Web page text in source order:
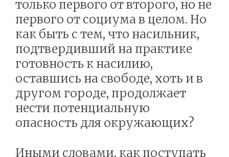
только первого от второго, но не
первого от социума в целом. Но
как быть с тем, что насильник,
подтвердивший на практике
готовность к насилию,
оставшись на свободе, хоть и в
другом городе, продолжает
нести потенциальную
опасность для окружающих?
Иными словами, как поступать